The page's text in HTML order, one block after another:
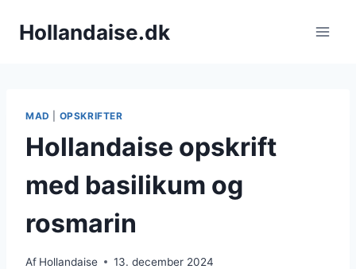
Hollandaise.dk
MAD OPSKRIFTER
Hollandaise opskrift
med basilikum og
rosmarin
Af Hollandaise 13. december 2024